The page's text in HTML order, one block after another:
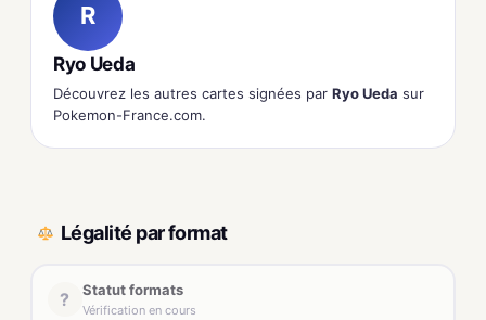
R
Ryo Ueda
Découvrez les autres cartes signées par Ryo Ueda sur
Pokemon-France.com.
Légalité par format
? Statut formats
Vérification en cours